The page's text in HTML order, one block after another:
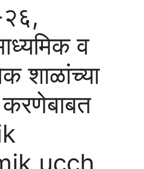
व
शाळांच्या
ucch